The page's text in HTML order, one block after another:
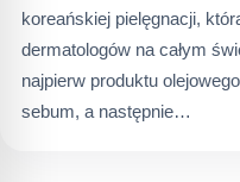
koreańskiej pielęgnacji,
dermatologów na całym
najpierw produktu
sebum, a następnie…